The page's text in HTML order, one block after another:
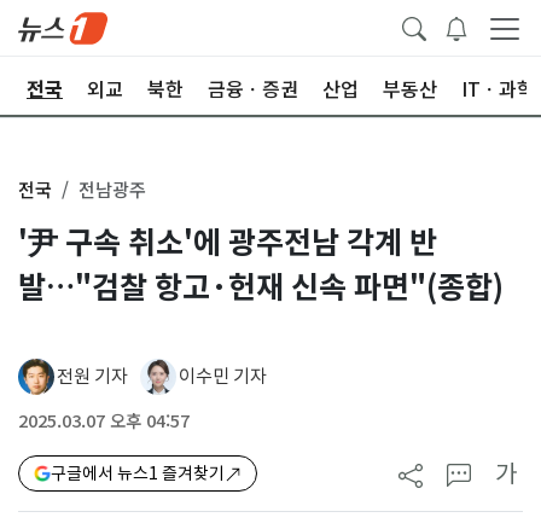
전국 외교 북한 금융ㆍ증권 산업 부동산 ITㆍ과학
전국 전남광주
'尹 구속 취소'에 광주전남 각계 반
발…"검찰 항고·헌재 신속 파면"(종합)
전원 기자 이수민 기자
2025.03.07 오후 04:57
구글에서 뉴스1 즐겨찾기 가